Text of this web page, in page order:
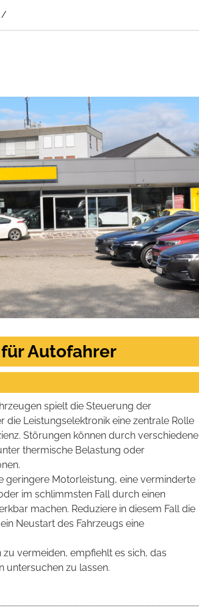
Autofahrer
spielt die Steuerung der
die Leistungselektronik eine zentrale Rolle
Störungen können durch verschiedene
thermische Belastung oder
geringere Motorleistung, eine verminderte
im schlimmsten Fall durch einen
machen. Reduziere in diesem Fall die
Neustart des Fahrzeugs eine
vermeiden, empfiehlt es sich, das
untersuchen zu lassen.